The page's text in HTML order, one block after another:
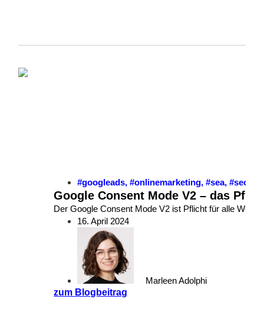
#googleads,#onlinemarketing,#sea,#seo
Google Consent Mode V2 – das
Der Google Consent Mode V2 ist Pflicht für alle
16. April 2024
Marleen Adolphi
zum Blogbeitrag